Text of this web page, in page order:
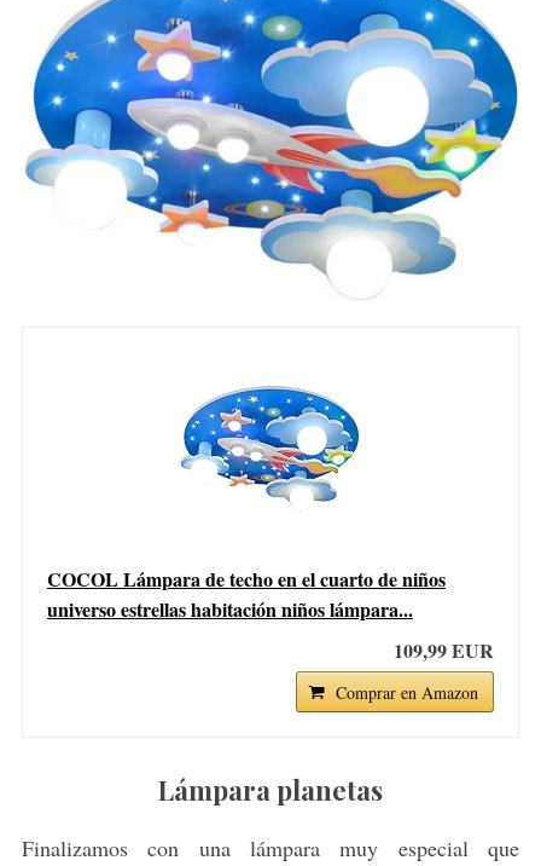
COCOL Lámpara de techo en el cuarto de niños
universo estrellas habitación niños lámpara...
109,99 EUR
Comprar en Amazon
Lámpara planetas
Finalizamos con una lámpara muy especial que
a
r